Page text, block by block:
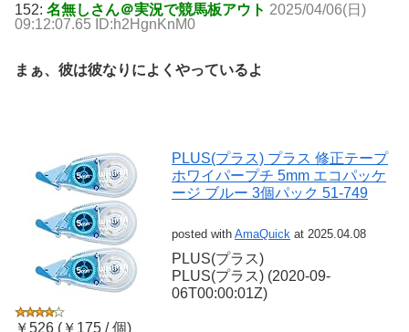
152: 名無しさん＠実況で競馬板アウト 2025/04/06(日)
09:12:07.65 ID:h2HgnKnM0
まぁ、彼は彼なりによくやっているよ
PLUS(プラス) プラス 修正テープ
ホワイパープチ 5mm エコパッケ
ージ ブルー 3個パック 51-749
posted with AmaQuick at 2025.04.08
PLUS(プラス)
PLUS(プラス) (2020-09-
06T00:00:01Z)
￥526 (￥175 / 個)